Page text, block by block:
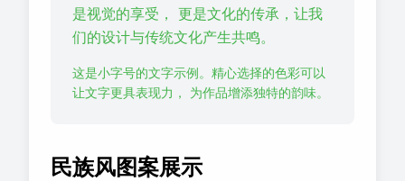
是视觉的享受， 更是文化的传承，让我
们的设计与传统文化产生共鸣。
这是小字号的文字示例。精心选择的色彩可以
让文字更具表现力， 为作品增添独特的韵味。
民族风图案展示